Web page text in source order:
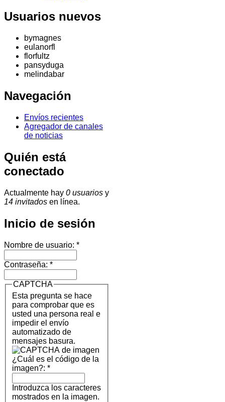
Usuarios nuevos
bymagnes
eulanorfl
florfultz
pansyduga
melindabar
Navegación
Envíos recientes
Agregador de canales
de noticias
Quién está
conectado
Actualmente hay 0 usuarios y
14 invitados en línea.
Inicio de sesión
Nombre de usuario: *
Contraseña: *
CAPTCHA
Esta pregunta se hace
para comprobar que es
usted una persona real e
impedir el envío
automatizado de
mensajes basura.
¿Cuál es el código de la
imagen?: *
Introduzca los caracteres
mostrados en la imagen.